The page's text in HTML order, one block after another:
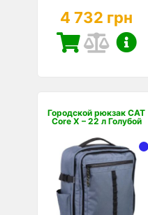
4 732 грн
Городской рюкзак CAT
Core X – 22 л Голубой